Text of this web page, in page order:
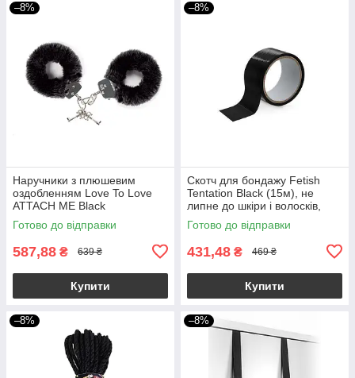
–8%
Наручники з плюшевим
оздобленням Love To Love
ATTACH ME Black
Готово до відправки
587,88 ₴ 639 ₴
Купити
–8%
Скотч для бондажу Fetish
Tentation Black (15м), не
липне до шкіри і волосків,
тільки сам до себе
Готово до відправки
431,48 ₴ 469 ₴
Купити
–8% –8%